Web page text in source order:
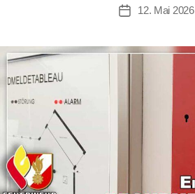
Beitragsdatum
12. Mai 2026